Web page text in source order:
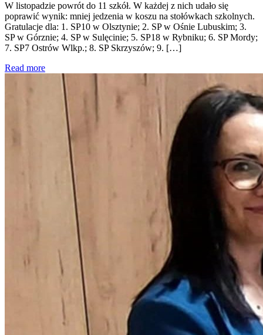
W listopadzie powrót do 11 szkół. W każdej z nich udało się
poprawić wynik: mniej jedzenia w koszu na stołówkach szkolnych.
Gratulacje dla: 1. SP10 w Olsztynie; 2. SP w Ośnie Lubuskim; 3.
SP w Górznie; 4. SP w Sulęcinie; 5. SP18 w Rybniku; 6. SP Mordy;
7. SP7 Ostrów Wlkp.; 8. SP Skrzyszów; 9. […]
Read more